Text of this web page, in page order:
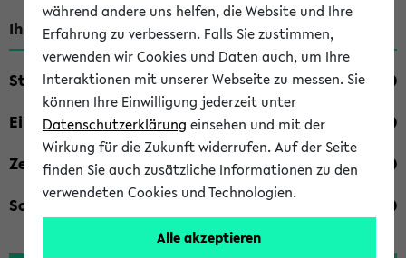
Ihre Suchkriterien:
Studienfach
Einrichtung
Zeiten
Sonstiges
während andere uns helfen, die Website und Ihre
Erfahrung zu verbessern. Falls Sie zustimmen,
verwenden wir Cookies und Daten auch, um Ihre
Interaktionen mit unserer Webseite zu messen. Sie
können Ihre Einwilligung jederzeit unter
Datenschutzerklärung einsehen und mit der
Wirkung für die Zukunft widerrufen. Auf der Seite
finden Sie auch zusätzliche Informationen zu den
verwendeten Cookies und Technologien.
Alle akzeptieren